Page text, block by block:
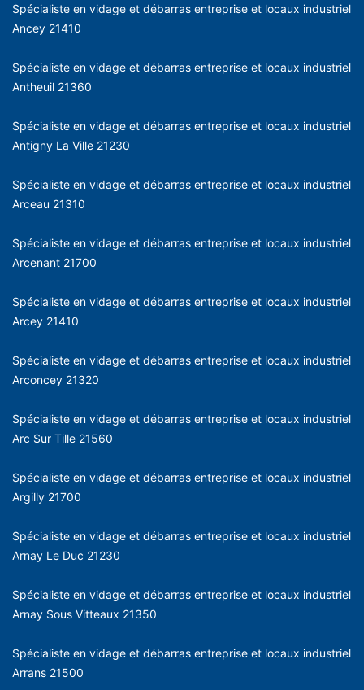
Spécialiste en vidage et débarras entreprise et locaux industriel
Ancey 21410
Spécialiste en vidage et débarras entreprise et locaux industriel
Antheuil 21360
Spécialiste en vidage et débarras entreprise et locaux industriel
Antigny La Ville 21230
Spécialiste en vidage et débarras entreprise et locaux industriel
Arceau 21310
Spécialiste en vidage et débarras entreprise et locaux industriel
Arcenant 21700
Spécialiste en vidage et débarras entreprise et locaux industriel
Arcey 21410
Spécialiste en vidage et débarras entreprise et locaux industriel
Arconcey 21320
Spécialiste en vidage et débarras entreprise et locaux industriel
Arc Sur Tille 21560
Spécialiste en vidage et débarras entreprise et locaux industriel
Argilly 21700
Spécialiste en vidage et débarras entreprise et locaux industriel
Arnay Le Duc 21230
Spécialiste en vidage et débarras entreprise et locaux industriel
Arnay Sous Vitteaux 21350
Spécialiste en vidage et débarras entreprise et locaux industriel
Arrans 21500